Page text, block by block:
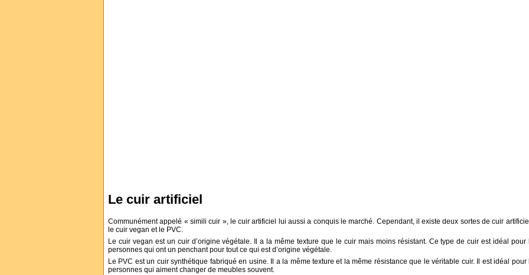
Le cuir artificiel
Communément appelé « simili cuir », le cuir artificiel lui aussi a conquis le marché. Cependant, il existe deux sortes de cuir
le cuir vegan et le PVC.
Le cuir vegan est un cuir d’origine végétale. Il a la même texture que le cuir mais moins résistant. Ce type de cuir est idéal pour
personnes qui ont un penchant pour tout ce qui est d’origine végétale.
Le PVC est un cuir synthétique fabriqué en usine. Il a la même texture et la même résistance que le véritable cuir. Il est idéal pour
personnes qui aiment changer de meubles souvent.